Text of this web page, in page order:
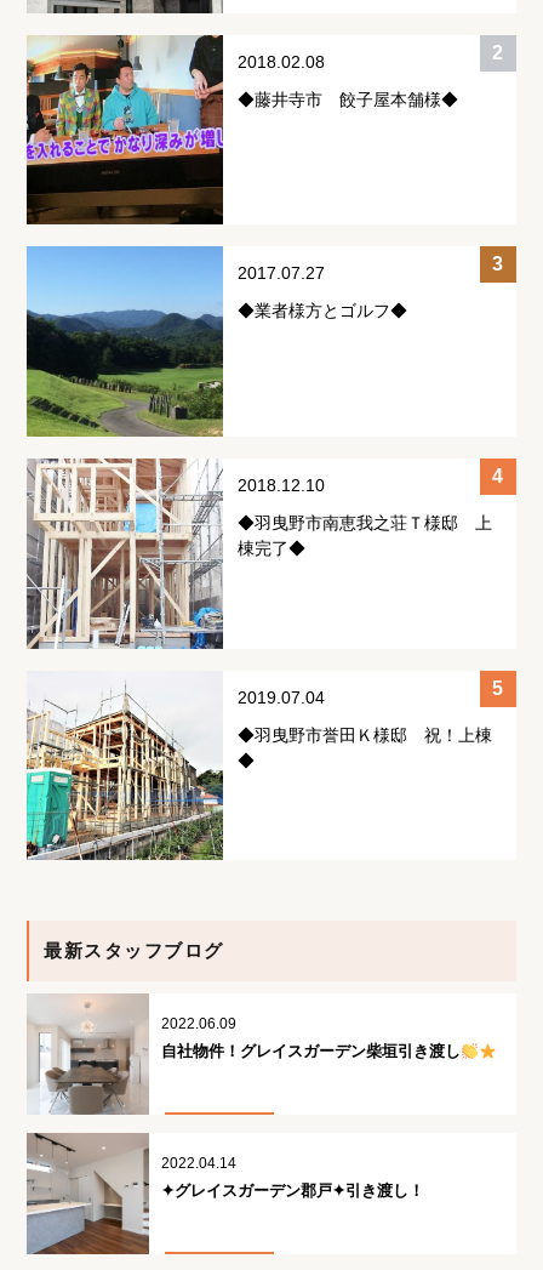
2018.02.08
◆藤井寺市 餃子屋本舗様◆
2017.07.27
◆業者様方とゴルフ◆
2018.12.10
◆羽曳野市南恵我之荘Ｔ様邸 上
棟完了◆
2019.07.04
◆羽曳野市誉田Ｋ様邸 祝！上棟
◆
最新スタッフブログ
2022.06.09
自社物件！グレイスガーデン柴垣引き渡し
2022.04.14
✦グレイスガーデン郡戸✦引き渡し！